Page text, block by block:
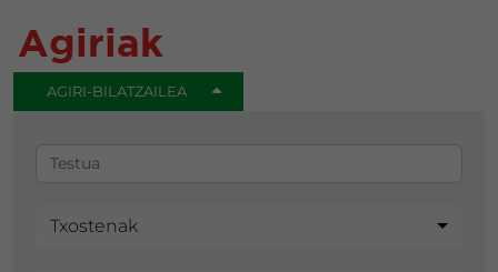
Agiriak
AGIRI-BILATZAILEA
Txostenak